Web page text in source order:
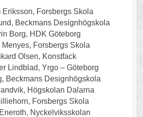
Eriksson, Forsbergs Skola
Beckmans Designhögskola
Borg, HDK Göteborg
Menyes, Forsbergs Skola
Olsen, Konstfack
Lindblad, Yrgo – Göteborg
Beckmans Designhögskola
Högskolan Dalarna
Forsbergs Skola
Nyckelviksskolan